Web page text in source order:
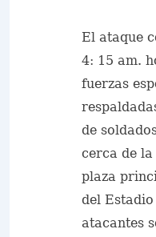
El ataque
4: 15 am.
fuerzas
de
cerca de la
plaza
del
atacantes